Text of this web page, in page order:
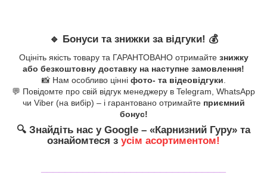
🔹 Бонуси та знижки за відгуки! 💰
Оцініть якість товару та ГАРАНТОВАНО отримайте знижку
або безкоштовну доставку на наступне замовлення!
📸 Нам особливо цінні фото- та відеовідгуки
💬 Повідомте про свій відгук менеджеру в Telegram, WhatsApp
чи Viber (на вибір) – і гарантовано отримайте приємний
бонус!
🔍 Знайдіть нас у Google – «Карнизний Гуру» та
ознайомтеся з усім асортиментом!